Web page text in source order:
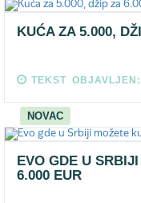
KUĆA ZA 5.000,
TEKST
NOVAC
EVO GDE U
6.000 EUR